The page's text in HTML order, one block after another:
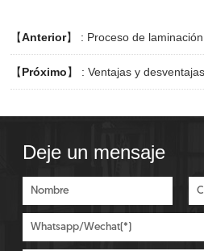
【Anterior】 : Proceso de laminación en
【Próximo】 :Ventajas y
Deje un mensaje